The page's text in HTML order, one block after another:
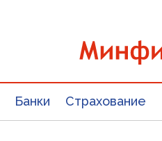
Банки Страхование